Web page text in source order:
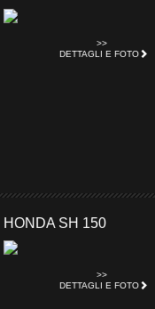
>>
DETTAGLI E FOTO
HONDA SH 150
>>
DETTAGLI E FOTO